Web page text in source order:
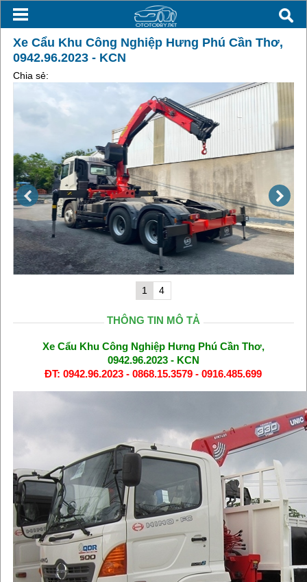
Xe Cẩu Khu Công Nghiệp Hưng Phú Cần Thơ,
0942.96.2023 - KCN
Chia sẻ:
1 4
THÔNG TIN MÔ TẢ
Xe Cẩu Khu Công Nghiệp Hưng Phú Cần Thơ,
0942.96.2023 - KCN
ĐT: 0942.96.2023 - 0868.15.3579 - 0916.485.699